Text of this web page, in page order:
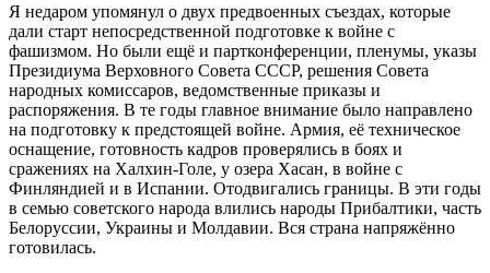
Я недаром упомянул о двух предвоенных съездах, которые
дали старт непосредственной подготовке к войне с
фашизмом. Но были ещё и партконференции, пленумы, указы
Президиума Верховного Совета СССР, решения Совета
народных комиссаров, ведомственные приказы и
распоряжения. В те годы главное внимание было направлено
на подготовку к предстоящей войне. Армия, её техническое
оснащение, готовность кадров проверялись в боях и
сражениях на Халхин-Голе, у озера Хасан, в войне с
Финляндией и в Испании. Отодвигались границы. В эти годы
в семью советского народа влились народы Прибалтики, часть
Белоруссии, Украины и Молдавии. Вся страна напряжённо
готовилась.